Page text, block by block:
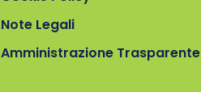
Note Legali
Amministrazione Trasparente